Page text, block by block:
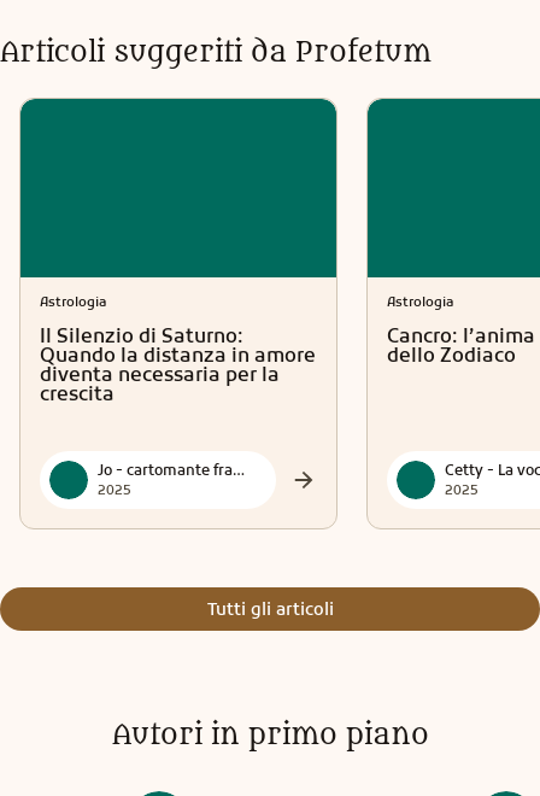
Articoli suggeriti da Profetum
Astrologia
Il Silenzio di Saturno:
Quando la distanza in amore
diventa necessaria per la
crescita
Jo - cartomante francese
2025
Astrologia
Cancro:
dello Zodiaco
2025
Tutti gli articoli
Autori in primo piano